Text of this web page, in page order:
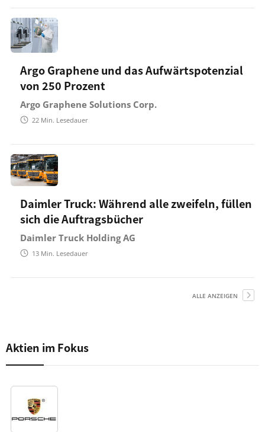
Argo Graphene und das Aufwärtspotenzial
von 250 Prozent
Argo Graphene Solutions Corp.
22 Min. Lesedauer
Daimler Truck: Während alle zweifeln, füllen
sich die Auftragsbücher
Daimler Truck Holding AG
13 Min. Lesedauer
ALLE ANZEIGEN
Aktien im Fokus